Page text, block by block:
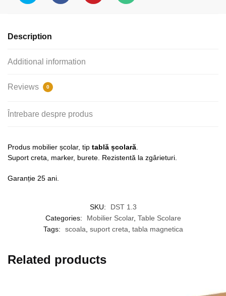
(1500x25x1000)
Description
Additional information
Reviews 0
Întrebare despre produs
Produs mobilier școlar, tip tablă școlară.
Suport creta, marker, burete. Rezistentă la zgârieturi.
Garanție 25 ani.
SKU:
DST 1.3
Categories:
Mobilier Scolar, Table Scolare
Tags:
scoala suport creta tabla magnetica
Related products